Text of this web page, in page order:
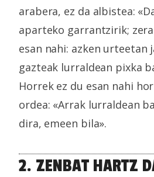
arabera, ez da albistea:
aparteko garrantzirik;
esan nahi: azken urteetan
gazteak lurraldean pixka
Horrek ez du esan nahi
ordea: «Arrak lurraldean
dira, emeen bila».
2. ZENBAT HARTZ